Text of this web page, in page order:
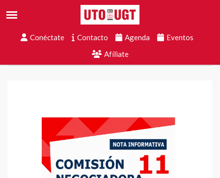
Conéctate Contacto Agenda
Eventos
Afíliate